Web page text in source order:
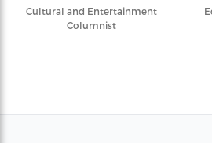
Cultural and Entertainment
Columnist